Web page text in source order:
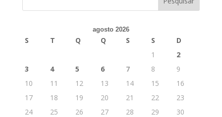
agosto 2026
S T Q Q S S
D
1
2
3
4 5 6 7 8
9
10
11 12 13 14 15
16
17
18 19 20 21 22
23
24
25 26 27 28 29
30